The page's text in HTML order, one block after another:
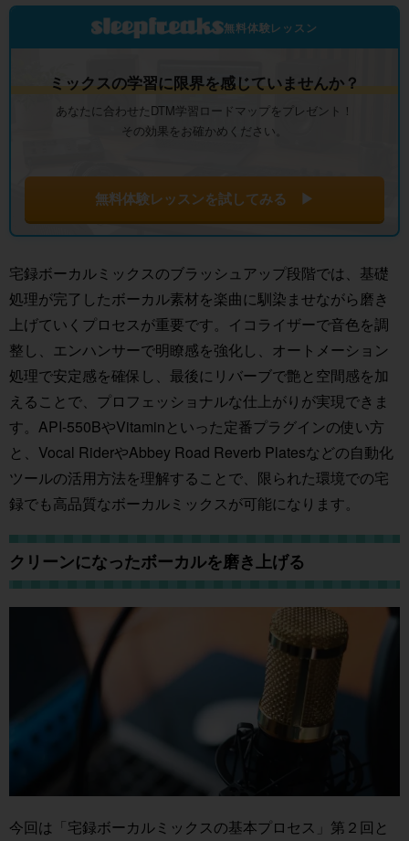
無料体験レッスン
ミックスの学習に限界を感じていませんか？
あなたに合わせたDTM学習ロードマップをプレゼント！
その効果をお確かめください。
無料体験レッスンを試してみる ▶
宅録ボーカルミックスのブラッシュアップ段階では、基礎
処理が完了したボーカル素材を楽曲に馴染ませながら磨き
上げていくプロセスが重要です。イコライザーで音色を調
整し、エンハンサーで明瞭感を強化し、オートメーション
処理で安定感を確保し、最後にリバーブで艶と空間感を加
えることで、プロフェッショナルな仕上がりが実現できま
す。API-550BやVitaminといった定番プラグインの使い方
と、Vocal RiderやAbbey Road Reverb Platesなどの自動化
ツールの活用方法を理解することで、限られた環境での宅
録でも高品質なボーカルミックスが可能になります。
クリーンになったボーカルを磨き上げる
今回は「宅録ボーカルミックスの基本プロセス」第２回と